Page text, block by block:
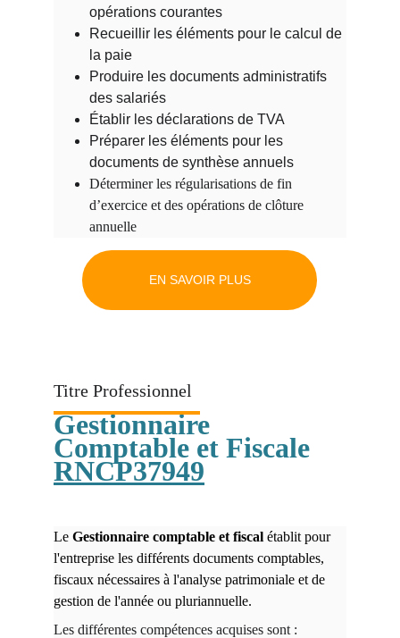
Gestionnaire
Comptable et Fiscale
RNCP37949
Titre Professionnel
opérations courantes
Recueillir les éléments pour le calcul de
la paie
Produire les documents administratifs
des salariés
Établir les déclarations de TVA
Préparer les éléments pour les
documents de synthèse annuels
Déterminer les régularisations de fin
d’exercice et des opérations de clôture
annuelle
EN SAVOIR PLUS
Le Gestionnaire comptable et fiscal établit pour
l'entreprise les différents documents comptables,
fiscaux nécessaires à l'analyse patrimoniale et de
gestion de l'année ou pluriannuelle.
Les différentes compétences acquises sont :